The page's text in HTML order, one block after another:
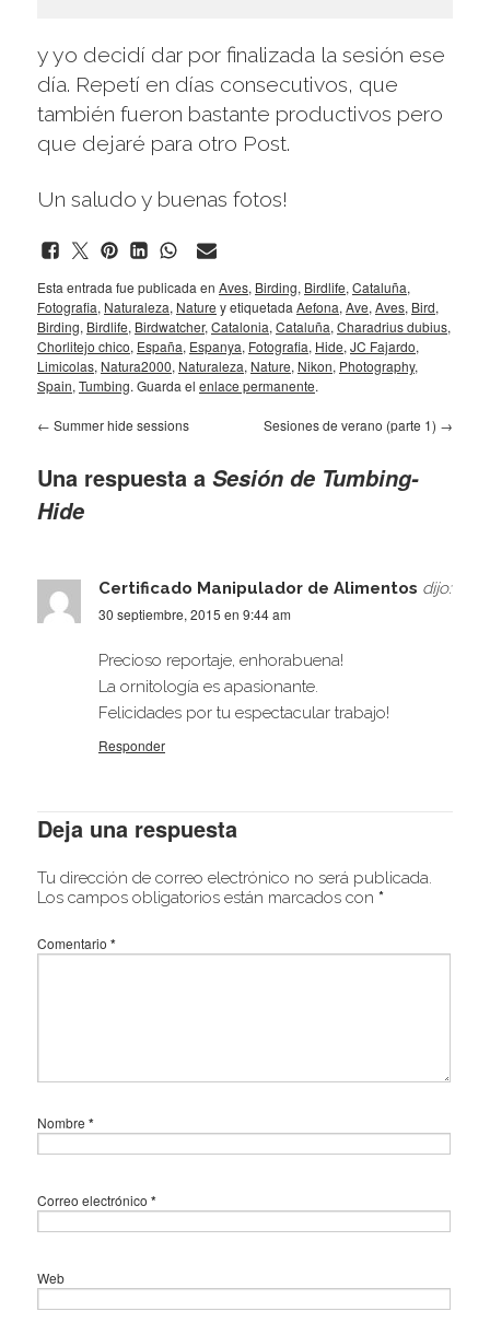
y yo decidí dar por finalizada la sesión ese
día. Repetí en días consecutivos, que
también fueron bastante productivos pero
que dejaré para otro Post.
Un saludo y buenas fotos!
Esta entrada fue publicada en Aves, Birding, Birdlife, Cataluña,
Fotografia, Naturaleza, Nature y etiquetada Aefona, Ave, Aves, Bird,
Birding, Birdlife, Birdwatcher, Catalonia, Cataluña, Charadrius dubius,
Chorlitejo chico, España, Espanya, Fotografia, Hide, JC Fajardo,
Limicolas, Natura2000, Naturaleza, Nature, Nikon, Photography,
Spain, Tumbing. Guarda el enlace permanente.
← Summer hide sessions Sesiones de verano (parte 1) →
Una respuesta a Sesión de Tumbing-
Hide
Certificado Manipulador de Alimentos dijo:
30 septiembre, 2015 en 9:44 am
Precioso reportaje, enhorabuena!
La ornitología es apasionante.
Felicidades por tu espectacular trabajo!
Responder
Deja una respuesta
Tu dirección de correo electrónico no será publicada.
Los campos obligatorios están marcados con *
Comentario *
Nombre *
Correo electrónico *
Web